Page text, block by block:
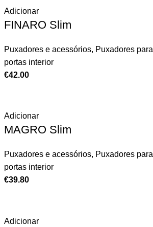
Adicionar
FINARO Slim
Puxadores e acessórios, Puxadores para
portas interior
€42.00
Adicionar
MAGRO Slim
Puxadores e acessórios, Puxadores para
portas interior
€39.80
Adicionar